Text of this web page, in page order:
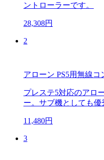
ントローラーです。
28,308円
2
アローン PS5用無線コ
プレステ5対応のアロ
ー。サブ機としても優
11,480円
3